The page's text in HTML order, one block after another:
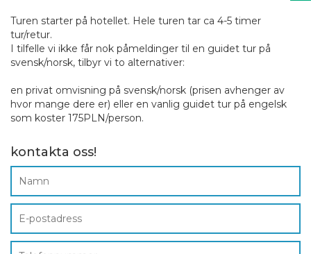
Turen starter på hotellet. Hele turen tar ca 4-5 timer
tur/retur.
I tilfelle vi ikke får nok påmeldinger til en guidet tur på
svensk/norsk, tilbyr vi to alternativer:
en privat omvisning på svensk/norsk (prisen avhenger av
hvor mange dere er) eller en vanlig guidet tur på engelsk
som koster 175PLN/person.
kontakta oss!